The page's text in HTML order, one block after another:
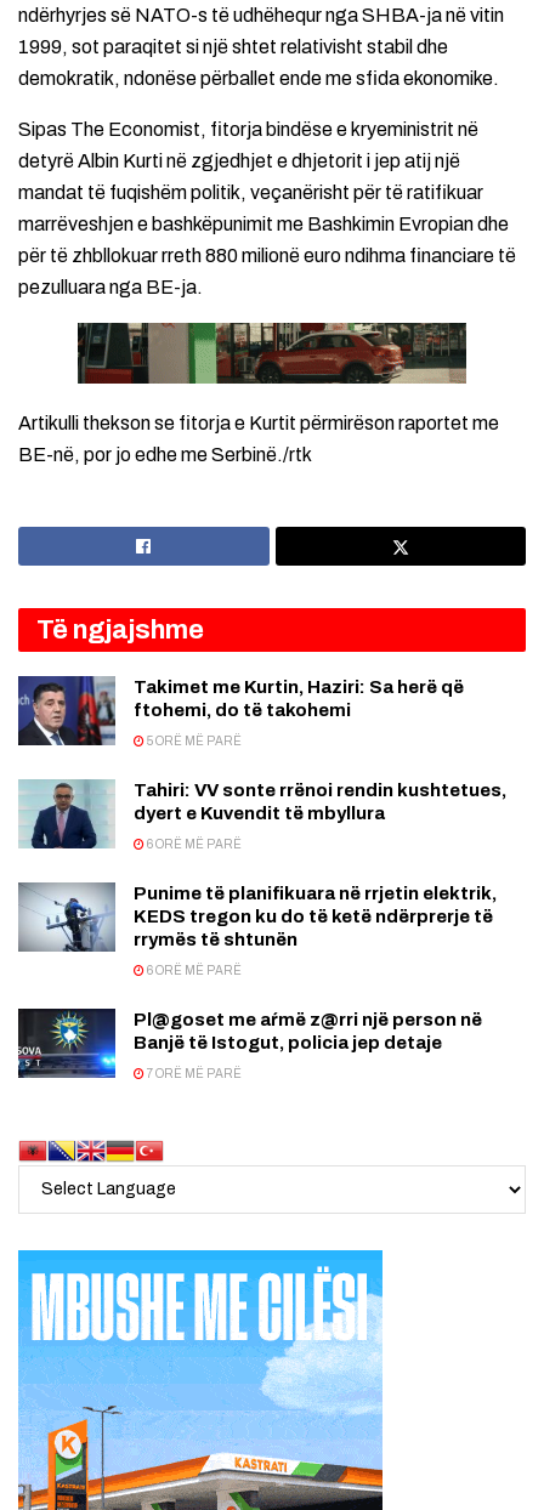
ndërhyrjes së NATO-s të udhëhequr nga SHBA-ja në vitin
1999, sot paraqitet si një shtet relativisht stabil dhe
demokratik, ndonëse përballet ende me sfida ekonomike.
Sipas The Economist, fitorja bindëse e kryeministrit në
detyrë Albin Kurti në zgjedhjet e dhjetorit i jep atij një
mandat të fuqishëm politik, veçanërisht për të ratifikuar
marrëveshjen e bashkëpunimit me Bashkimin Evropian dhe
për të zhbllokuar rreth 880 milionë euro ndihma financiare të
pezulluara nga BE-ja.
Artikulli thekson se fitorja e Kurtit përmirëson raportet me
BE-në, por jo edhe me Serbinë./rtk
Të ngjajshme
Takimet me Kurtin, Haziri: Sa herë që
ftohemi, do të takohemi
5 ORË MË PARË
Tahiri: VV sonte rrënoi rendin kushtetues,
dyert e Kuvendit të mbyllura
6 ORË MË PARË
Punime të planifikuara në rrjetin elektrik,
KEDS tregon ku do të ketë ndërprerje të
rrymës të shtunën
6 ORË MË PARË
Pl@goset me aŕmë z@rri një person në
Banjë të Istogut, policia jep detaje
7 ORË MË PARË